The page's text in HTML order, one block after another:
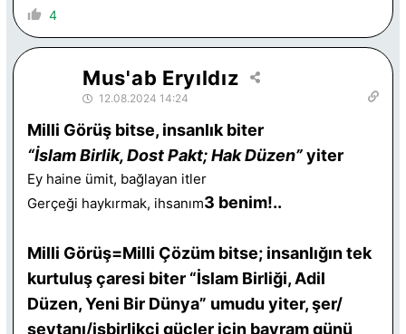
4
Mus'ab Eryıldız
12.08.2024 14:24
Milli Görüş bitse, insanlık biter
“İslam Birlik, Dost Pakt; Hak Düzen”yiter
Ey haine ümit, bağlayan itler
Gerçeği haykırmak, ihsanım3 benim!..
Milli Görüş=Milli Çözüm bitse; insanlığın tek
kurtuluş çaresi biter “İslam Birliği, Adil
Düzen, Yeni Bir Dünya” umudu yiter, şer/
şeytanı/işbirlikçi güçler için bayram günü